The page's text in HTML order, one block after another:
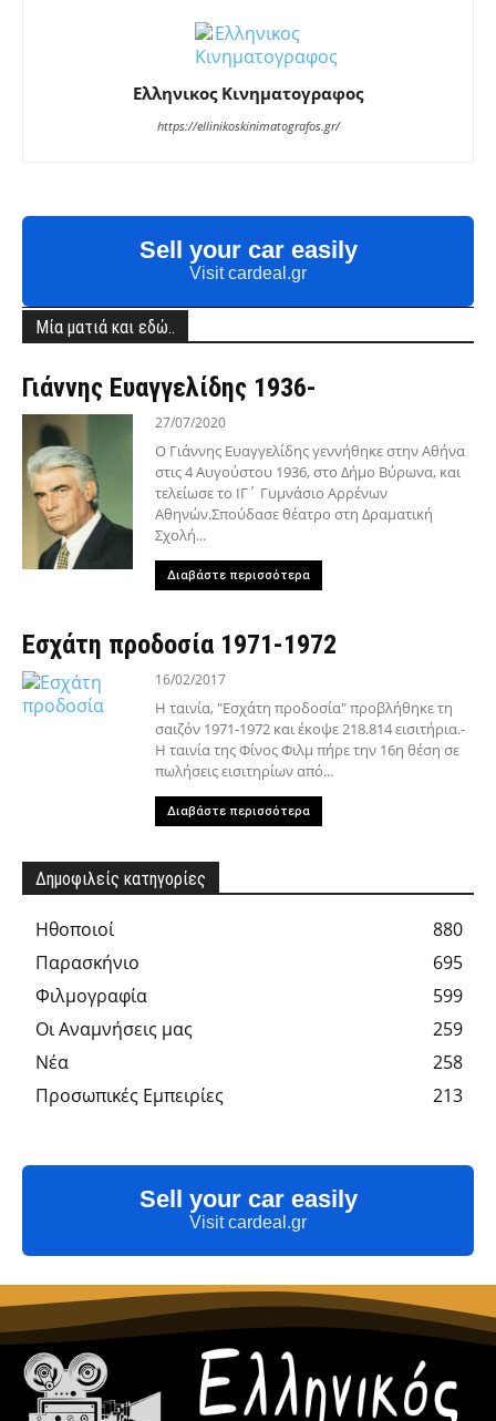
Ελληνικος Κινηματογραφος
https://ellinikoskinimatografos.gr/
Sell your car easily
Visit cardeal.gr
Μία ματιά και εδώ..
Γιάννης Ευαγγελίδης 1936-
27/07/2020
Ο Γιάννης Ευαγγελίδης γεννήθηκε στην Αθήνα
στις 4 Αυγούστου 1936, στο Δήμο Βύρωνα, και
τελείωσε το ΙΓ΄ Γυμνάσιο Αρρένων
Αθηνών.Σπούδασε θέατρο στη Δραματική
Σχολή...
Διαβάστε περισσότερα
Εσχάτη προδοσία 1971-1972
16/02/2017
Η ταινία, "Εσχάτη προδοσία" προβλήθηκε τη
σαιζόν 1971-1972 και έκοψε 218.814 εισιτήρια.-
Η ταινία της Φίνος Φιλμ πήρε την 16η θέση σε
πωλήσεις εισιτηρίων από...
Διαβάστε περισσότερα
Δημοφιλείς κατηγορίες
Hθοποιοί
880
Παρασκήνιο
695
Φιλμογραφία
599
Οι Αναμνήσεις μας
259
Νέα
258
Προσωπικές Εμπειρίες
213
Sell your car easily
Visit cardeal.gr